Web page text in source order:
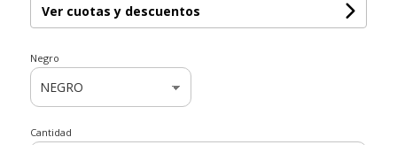
Ver cuotas y descuentos
Negro
Cantidad